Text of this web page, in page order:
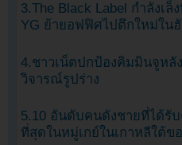
3.The Black Label กำลังเล็
YG ย้ายอฟฟิศไปตึกใหม่ใน
4.ชาวเน็ตปกป้องคิมมินจูหลั
วิจารณ์รูปร่าง
5.10 อันดับคนดังชายที่ได้รั
ที่สุดในหมู่เกย์ในเกาหลีใต้ข